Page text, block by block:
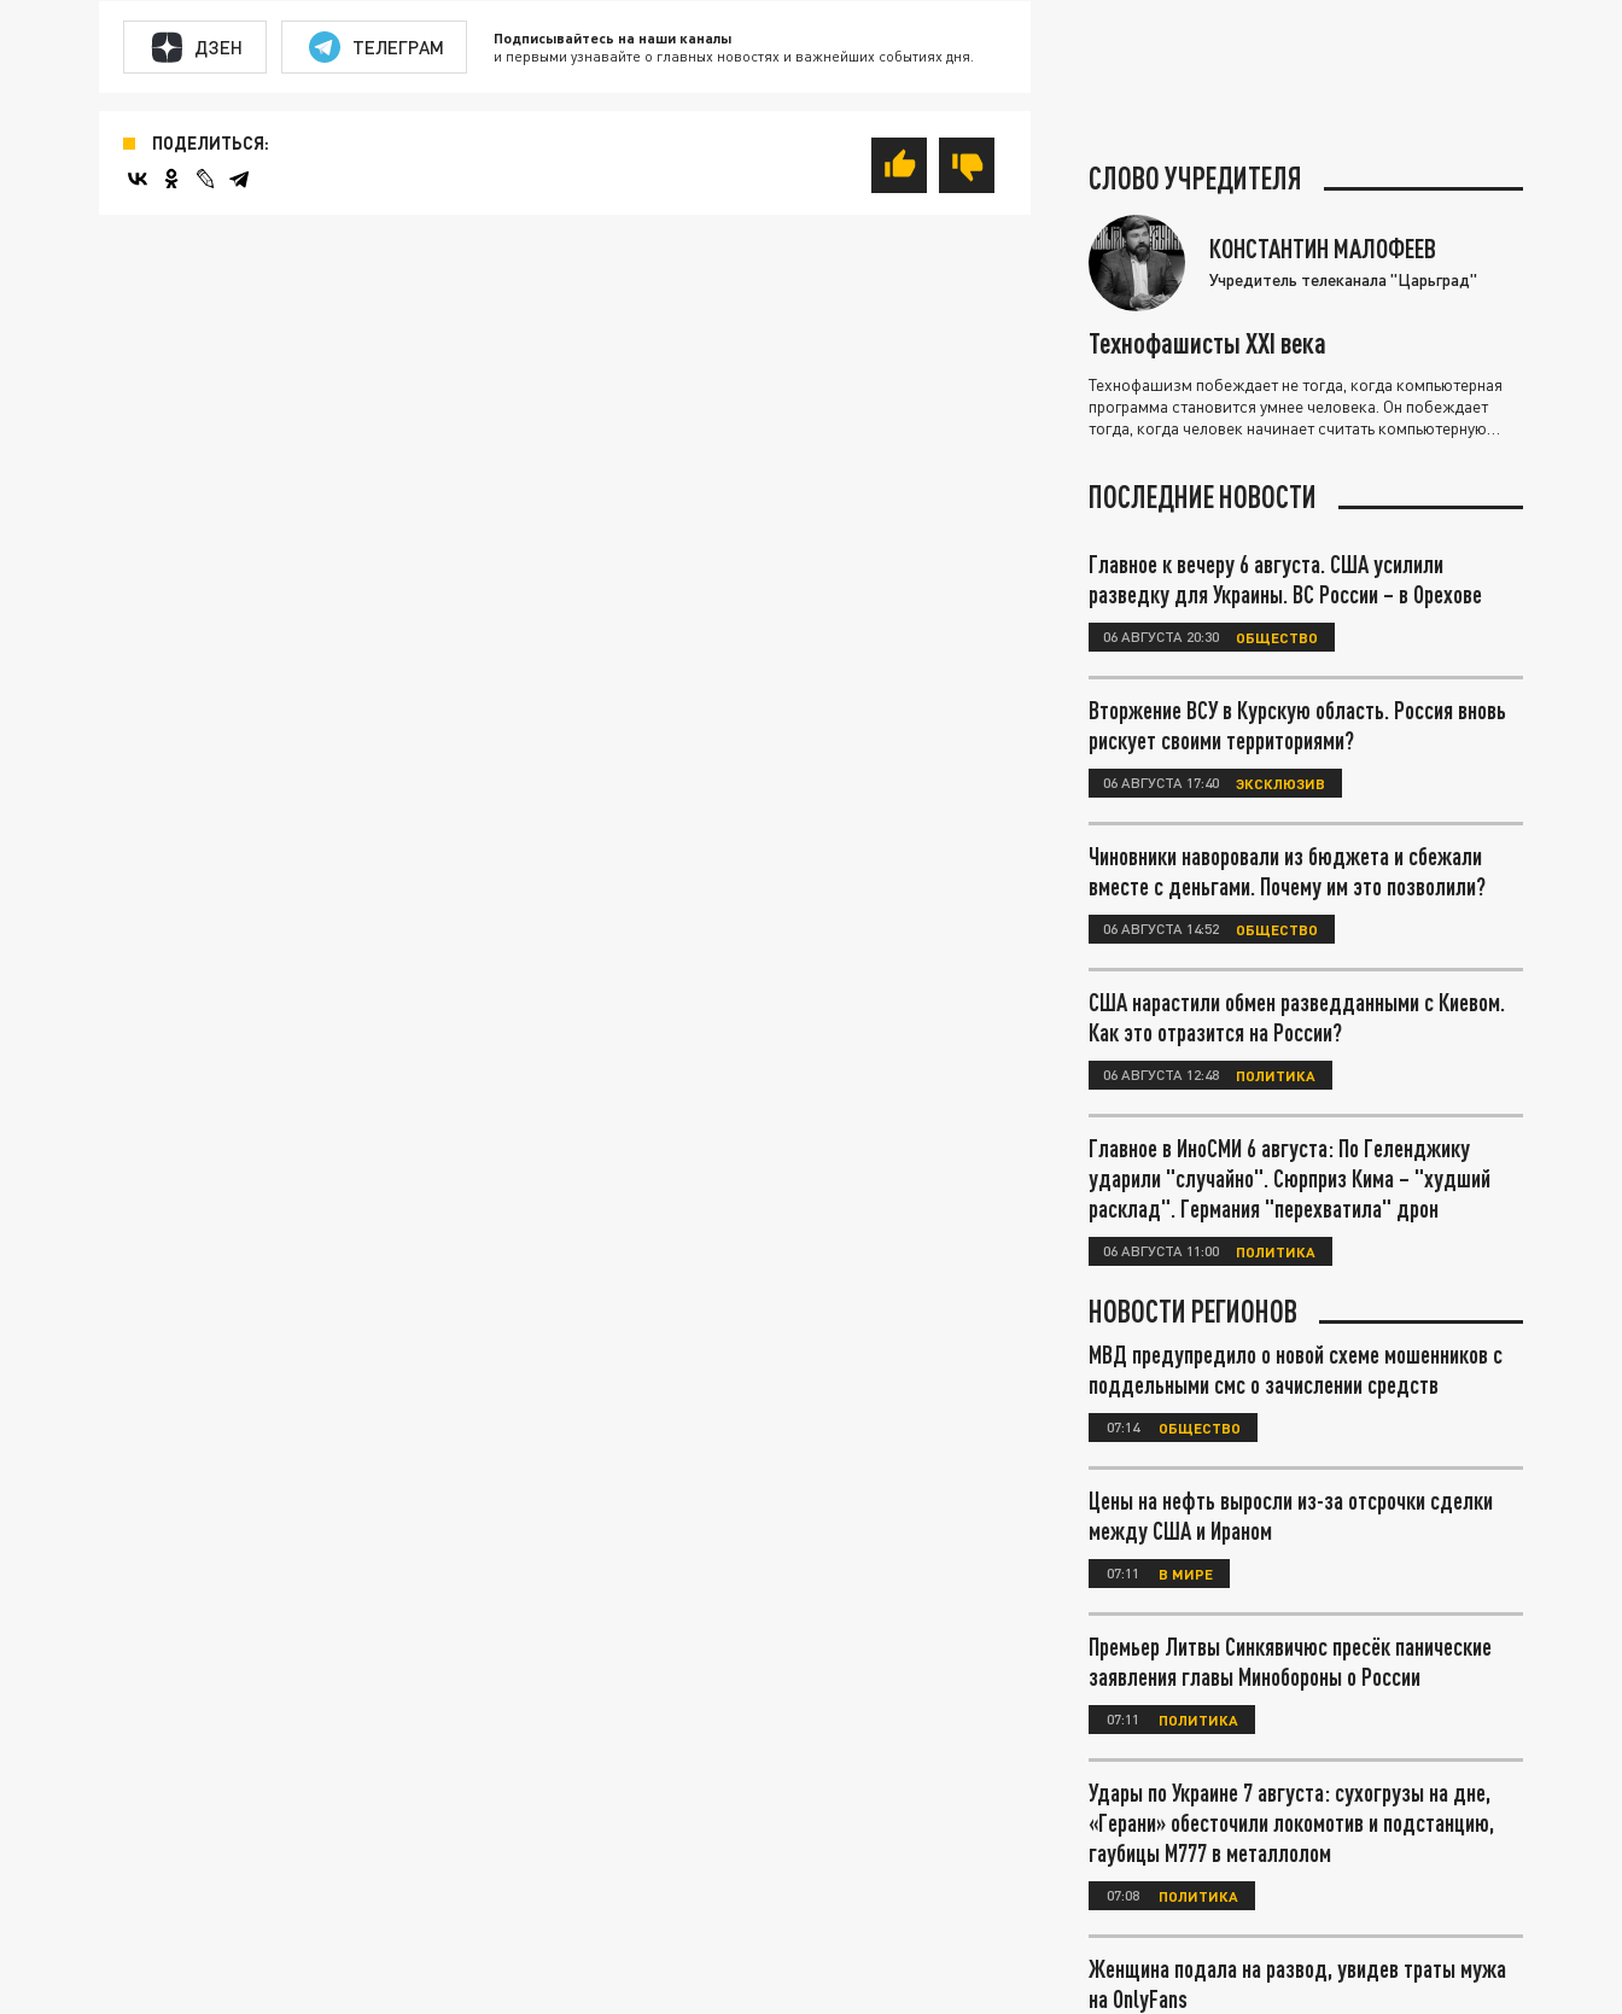
ДЗЕН ТЕЛЕГРАМ Подписывайтесь на наши каналы
и первыми узнавайте о главных новостях и важнейших событиях дня.
ПОДЕЛИТЬСЯ:
СЛОВО УЧРЕДИТЕЛЯ
КОНСТАНТИН МАЛОФЕЕВ
Учредитель телеканала "Царьград"
Технофашисты XXI века
Технофашизм побеждает не тогда, когда компьютерная
программа становится умнее человека. Он побеждает
тогда, когда человек начинает считать компьютерную
ПОСЛЕДНИЕ НОВОСТИ
Главное к вечеру 6 августа. США усилили
разведку для Украины. ВС России – в Орехове
06 АВГУСТА 20:30 ОБЩЕСТВО
Вторжение ВСУ в Курскую область. Россия вновь
рискует своими территориями?
06 АВГУСТА 17:40 ЭКСКЛЮЗИВ
Чиновники наворовали из бюджета и сбежали
вместе с деньгами. Почему им это позволили?
06 АВГУСТА 14:52 ОБЩЕСТВО
США нарастили обмен разведданными с Киевом.
Как это отразится на России?
06 АВГУСТА 12:48 ПОЛИТИКА
Главное в ИноСМИ 6 августа: По Геленджику
ударили "случайно". Сюрприз Кима – "худший
расклад". Германия "перехватила" дрон
06 АВГУСТА 11:00 ПОЛИТИКА
НОВОСТИ РЕГИОНОВ
МВД предупредило о новой схеме мошенников с
поддельными смс о зачислении средств
07:14 ОБЩЕСТВО
Цены на нефть выросли из-за отсрочки сделки
между США и Ираном
07:11 В МИРЕ
Премьер Литвы Синкявичюс пресёк панические
заявления главы Минобороны о России
07:11 ПОЛИТИКА
Удары по Украине 7 августа: сухогрузы на дне,
«Герани» обесточили локомотив и подстанцию,
гаубицы М777 в металлолом
07:08 ПОЛИТИКА
Женщина подала на развод, увидев траты мужа
на OnlyFans